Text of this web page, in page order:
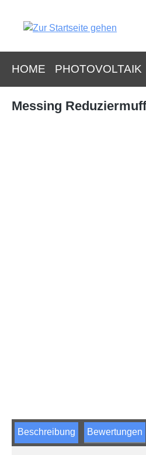
HOME PHOTOVOLTAIK
Messing
Beschreibung Bewertungen